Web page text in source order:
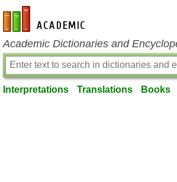
en-academic.com
Academic Dictionaries and
Interpretations Translations Books